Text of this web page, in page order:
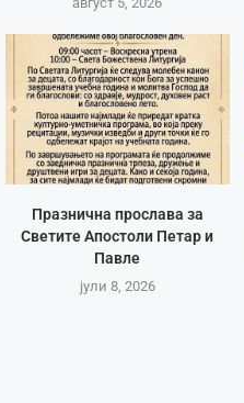
Празнична прослава за
Светите Апостоли Петар и
Павле
јули 8, 2026